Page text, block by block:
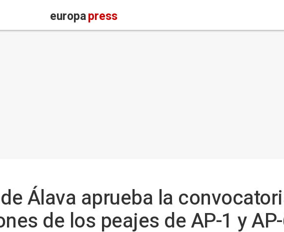
europapress
Álava aprueba la
de los peajes de AP-1 y